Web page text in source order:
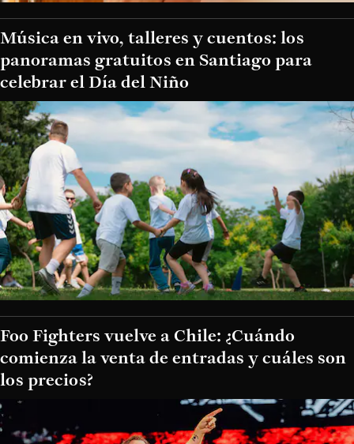
Música en vivo, talleres y cuentos: los
panoramas gratuitos en Santiago para
celebrar el Día del Niño
Foo Fighters vuelve a Chile: ¿Cuándo
comienza la venta de entradas y cuáles son
los precios?